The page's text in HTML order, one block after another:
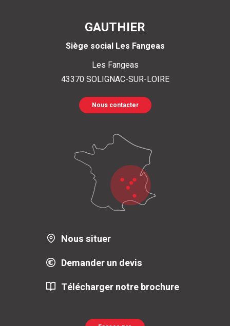
GAUTHIER
Siège social Les Fangeas
Les Fangeas
43370SOLIGNAC-SUR-LOIRE
Nous contacter
Nous situer
Demander un devis
Télécharger notre brochure